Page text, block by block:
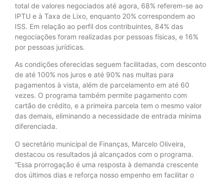
total de valores negociados até agora, 68% referem-se ao
IPTU e à Taxa de Lixo, enquanto 20% correspondem ao
ISS. Em relação ao perfil dos contribuintes, 84% das
negociações foram realizadas por pessoas físicas, e 16%
por pessoas jurídicas.
As condições oferecidas seguem facilitadas, com desconto
de até 100% nos juros e até 90% nas multas para
pagamentos à vista, além de parcelamento em até 60
vezes. O programa também permite pagamento com
cartão de crédito, e a primeira parcela tem o mesmo valor
das demais, eliminando a necessidade de entrada mínima
diferenciada.
O secretário municipal de Finanças, Marcelo Oliveira,
destacou os resultados já alcançados com o programa.
“Essa prorrogação é uma resposta à demanda crescente
dos últimos dias e reforça nosso empenho em facilitar o